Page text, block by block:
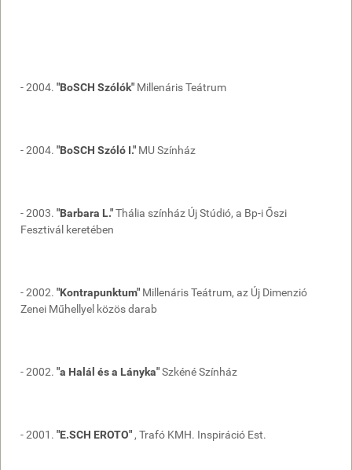
- 2004. "BoSCH Szólók" Millenáris Teátrum
- 2004. "BoSCH Szóló I." MU Színház
- 2003. "Barbara L."Thália színház Új Stúdió, a Bp-i Őszi
Fesztivál keretében
- 2002. "Kontrapunktum" Millenáris Teátrum, az Új Dimenzió
Zenei Műhellyel közös darab
- 2002. "a Halál és a Lányka"Szkéné Színház
- 2001. "E.SCH EROTO" , Trafó KMH. Inspiráció Est.